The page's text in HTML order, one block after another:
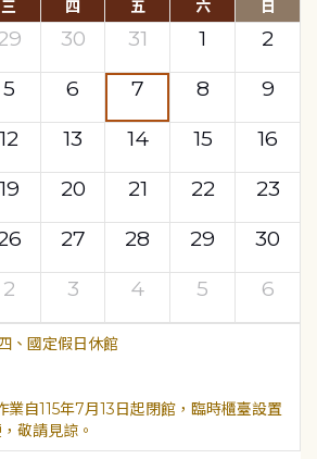
三 四 五 六 日
30 31 1
2
5 6 7 8
9
12 13 14 15
16
19 20 21 22
23
27 28 29
30
2 3 4 5 6
、國定假日休館
自115年7月13日起閉館，臨時櫃臺設置
敬請見諒。